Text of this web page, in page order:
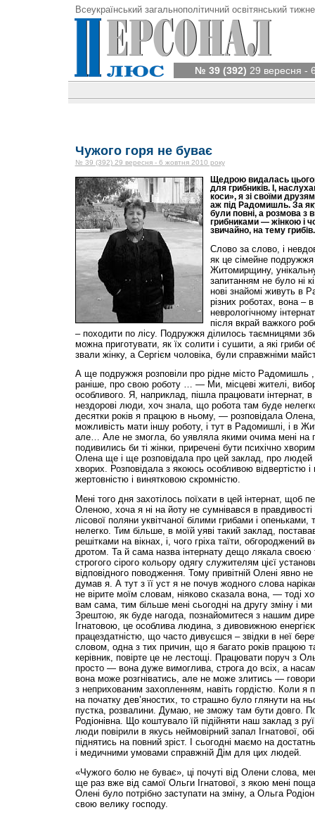
Всеукраїнський загальнополітичний освітянський
№ 39 (392) 29 вересня -
Чужого горя не буває
№ 39 (392) 29 вересня - 6 жовтня 2010 року
Щедрою видалась
для грибників. І,
коси», я зі своїми
аж під Радомишль. За
були повні, а розмова з
грибниками — жінкою і
звичайно, на тему грибів.
Слово за слово, і
як це сімейне подружжя
Житомирщину,
запитанням не було ні
нові знайомі живуть в
різних роботах, вона –
неврологічному
після вкрай важкого
– походити по лісу. Подружжя ділилось таємницями
можна приготувати, як їх солити і сушити, а які гриби
звали жінку, а Сергієм чоловіка, були справжніми
А ще подружжя розповіли про рідне місто Радомишль ,
раніше, про свою роботу … — Ми, місцеві жителі,
особливого. Я, наприклад, пішла працювати інтернат,
нездорові люди, хоч знала, що робота там буде
десятки років я працюю в ньому, — розповідала
можливість мати іншу роботу, і тут в Радомишлі, і в
але… Але не змогла, бо уявляла якими очима мені на
подивились би ті жінки, приречені бути психічно
Олена ще і ще розповідала про цей заклад, про людей
хворих. Розповідала з якоюсь особливою відвертістю
жертовністю і винятковою скромністю.
Мені того дня захотілось поїхати в цей інтернат, щоб
Оленою, хоча я ні на йоту не сумнівався в правдивості
лісової поляни уквітчаної білими грибами і
нелегко. Тим більше, в моїй уяві такий заклад,
решітками на вікнах, і, чого гріха таїти,
дротом. Та й сама назва інтернату дещо лякала своєю
строгого сірого кольору одягу служителям цієї
відповідного поводження. Тому привітній Олені явно
думав я. А тут з її уст я не почув жодного слова
не вірите моїм словам, ніяково сказала вона, — тоді
вам сама, тим більше мені сьогодні на другу зміну і
Зрештою, як буде нагода, познайомитеся з нашим
Ігнатовою, це особлива людина, з дивовижною
працездатністю, що часто дивуєшся – звідки в неї
словом, одна з тих причин, що я багато років працюю
керівник, повірте це не лестощі. Працювати поруч з
просто — вона дуже вимоглива, строга до всіх, а
вона може розгніватись, але не може злитись —
з неприхованим захопленням, навіть гордістю. Коли я
на початку дев’яностих, то страшно було глянути на
пустка, розвалини. Думаю, не зможу там бути довго.
Родіонівна. Що коштувало їй підійняти наш заклад з
люди повірили в якусь неймовірний запал Ігнатової,
піднятись на повний зріст. І сьогодні маємо на
і медичними умовами спра­вжній Дім для цих людей.
«Чужого болю не буває», ці почуті від Олени слова,
ще раз вже від самої Ольги Ігнатової, з якою мені
Олені було потрібно заступати на зміну, а Ольга
свою велику господу.